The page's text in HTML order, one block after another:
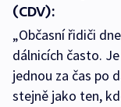
(CDV):
„Občasní řidiči
dálnicích často.
jednou za čas po
stejně jako ten,